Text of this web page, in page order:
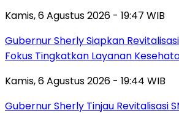
Kamis, 6 Agustus 2026 - 19:47 WIB
Gubernur Sherly Siapkan Revitalisasi
Fokus Tingkatkan Layanan
Kamis, 6 Agustus 2026 - 19:44 WIB
Gubernur Sherly Tinjau Revitalisasi